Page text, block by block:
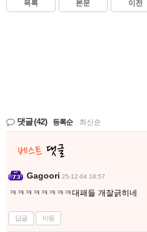
목록 본문 이전
댓글(42) 등록순 최신순
Gagoori 25-12-04 18:57
ㅋㅋㅋㅋㅋㅋㅋㅋ대패들 개잘긁히네
답글 이동